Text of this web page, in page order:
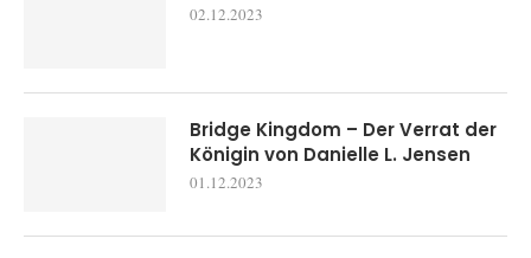
02.12.2023
Bridge Kingdom – Der Verrat der
Königin von Danielle L. Jensen
01.12.2023